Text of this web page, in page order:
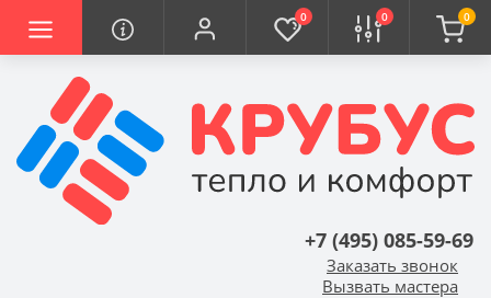
0 0 0
+7 (495) 085-59-69
Заказать звонок
Вызвать мастера